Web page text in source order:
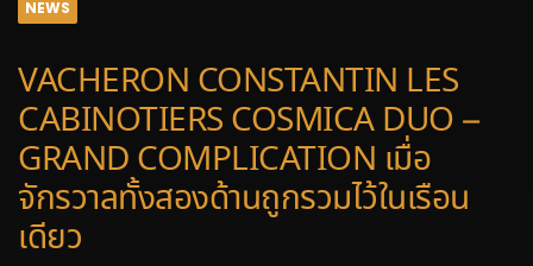
NEWS
VACHERON CONSTANTIN LES
CABINOTIERS COSMICA DUO –
GRAND COMPLICATION เมื่อ
จักรวาลทั้งสองด้านถูกรวมไว้ในเรือน
เดียว